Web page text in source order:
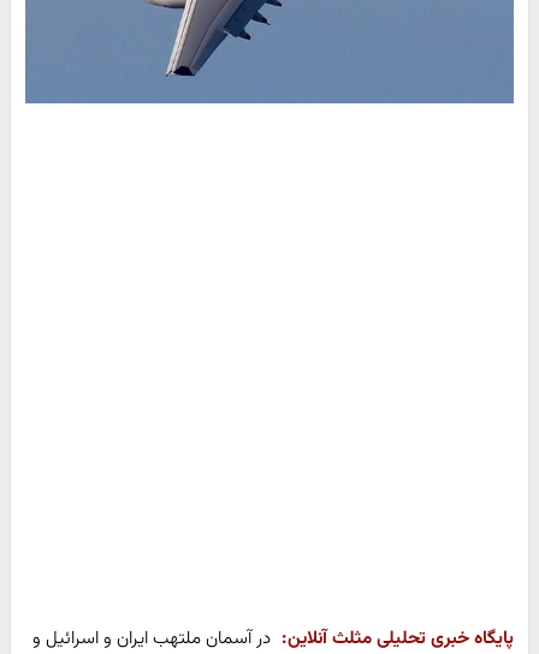
پایگاه خبری تحلیلی مثلث آنلاین: در آسمان ملتهب ایران و اسرائیل و